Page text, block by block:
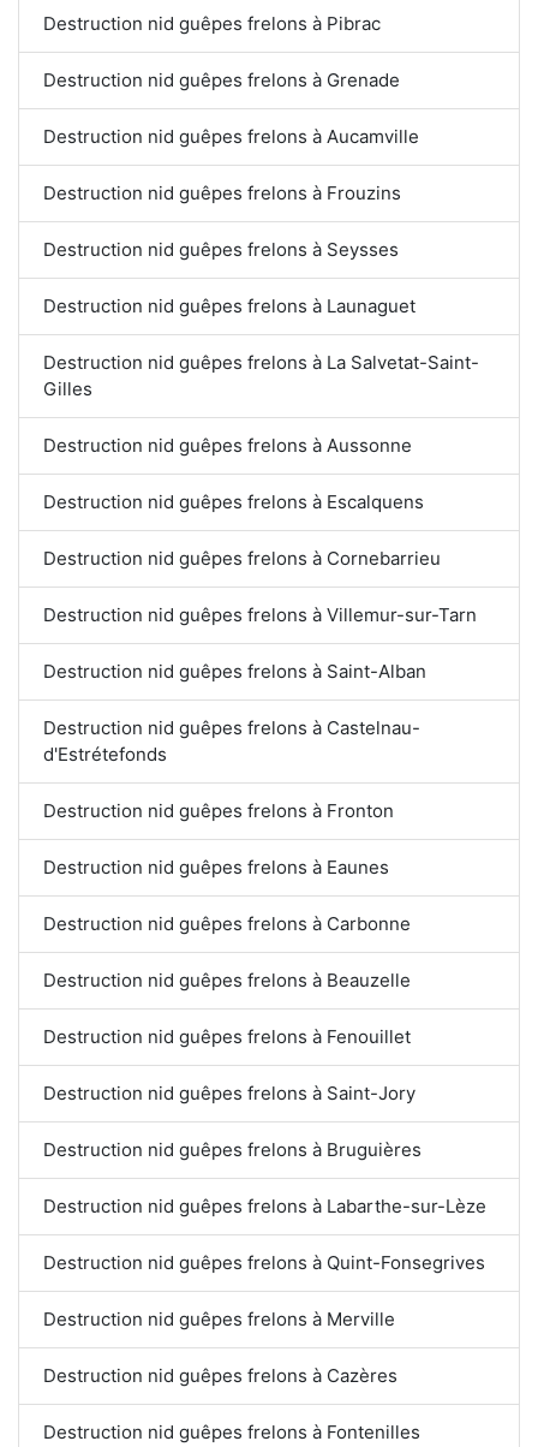
Destruction nid guêpes frelons à Pibrac
Destruction nid guêpes frelons à Grenade
Destruction nid guêpes frelons à Aucamville
Destruction nid guêpes frelons à Frouzins
Destruction nid guêpes frelons à Seysses
Destruction nid guêpes frelons à Launaguet
Destruction nid guêpes frelons à La Salvetat-Saint-
Gilles
Destruction nid guêpes frelons à Aussonne
Destruction nid guêpes frelons à Escalquens
Destruction nid guêpes frelons à Cornebarrieu
Destruction nid guêpes frelons à Villemur-sur-Tarn
Destruction nid guêpes frelons à Saint-Alban
Destruction nid guêpes frelons à Castelnau-
d'Estrétefonds
Destruction nid guêpes frelons à Fronton
Destruction nid guêpes frelons à Eaunes
Destruction nid guêpes frelons à Carbonne
Destruction nid guêpes frelons à Beauzelle
Destruction nid guêpes frelons à Fenouillet
Destruction nid guêpes frelons à Saint-Jory
Destruction nid guêpes frelons à Bruguières
Destruction nid guêpes frelons à Labarthe-sur-Lèze
Destruction nid guêpes frelons à Quint-Fonsegrives
Destruction nid guêpes frelons à Merville
Destruction nid guêpes frelons à Cazères
Destruction nid guêpes frelons à Fontenilles